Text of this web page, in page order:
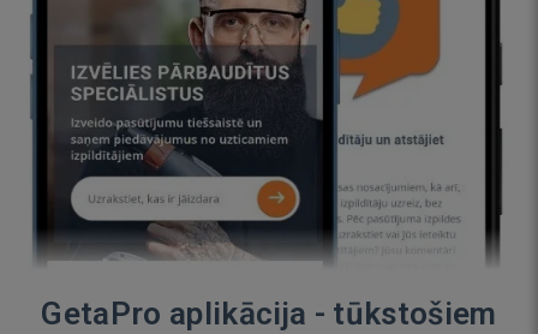
GetaPro aplikācija - tūkstošiem